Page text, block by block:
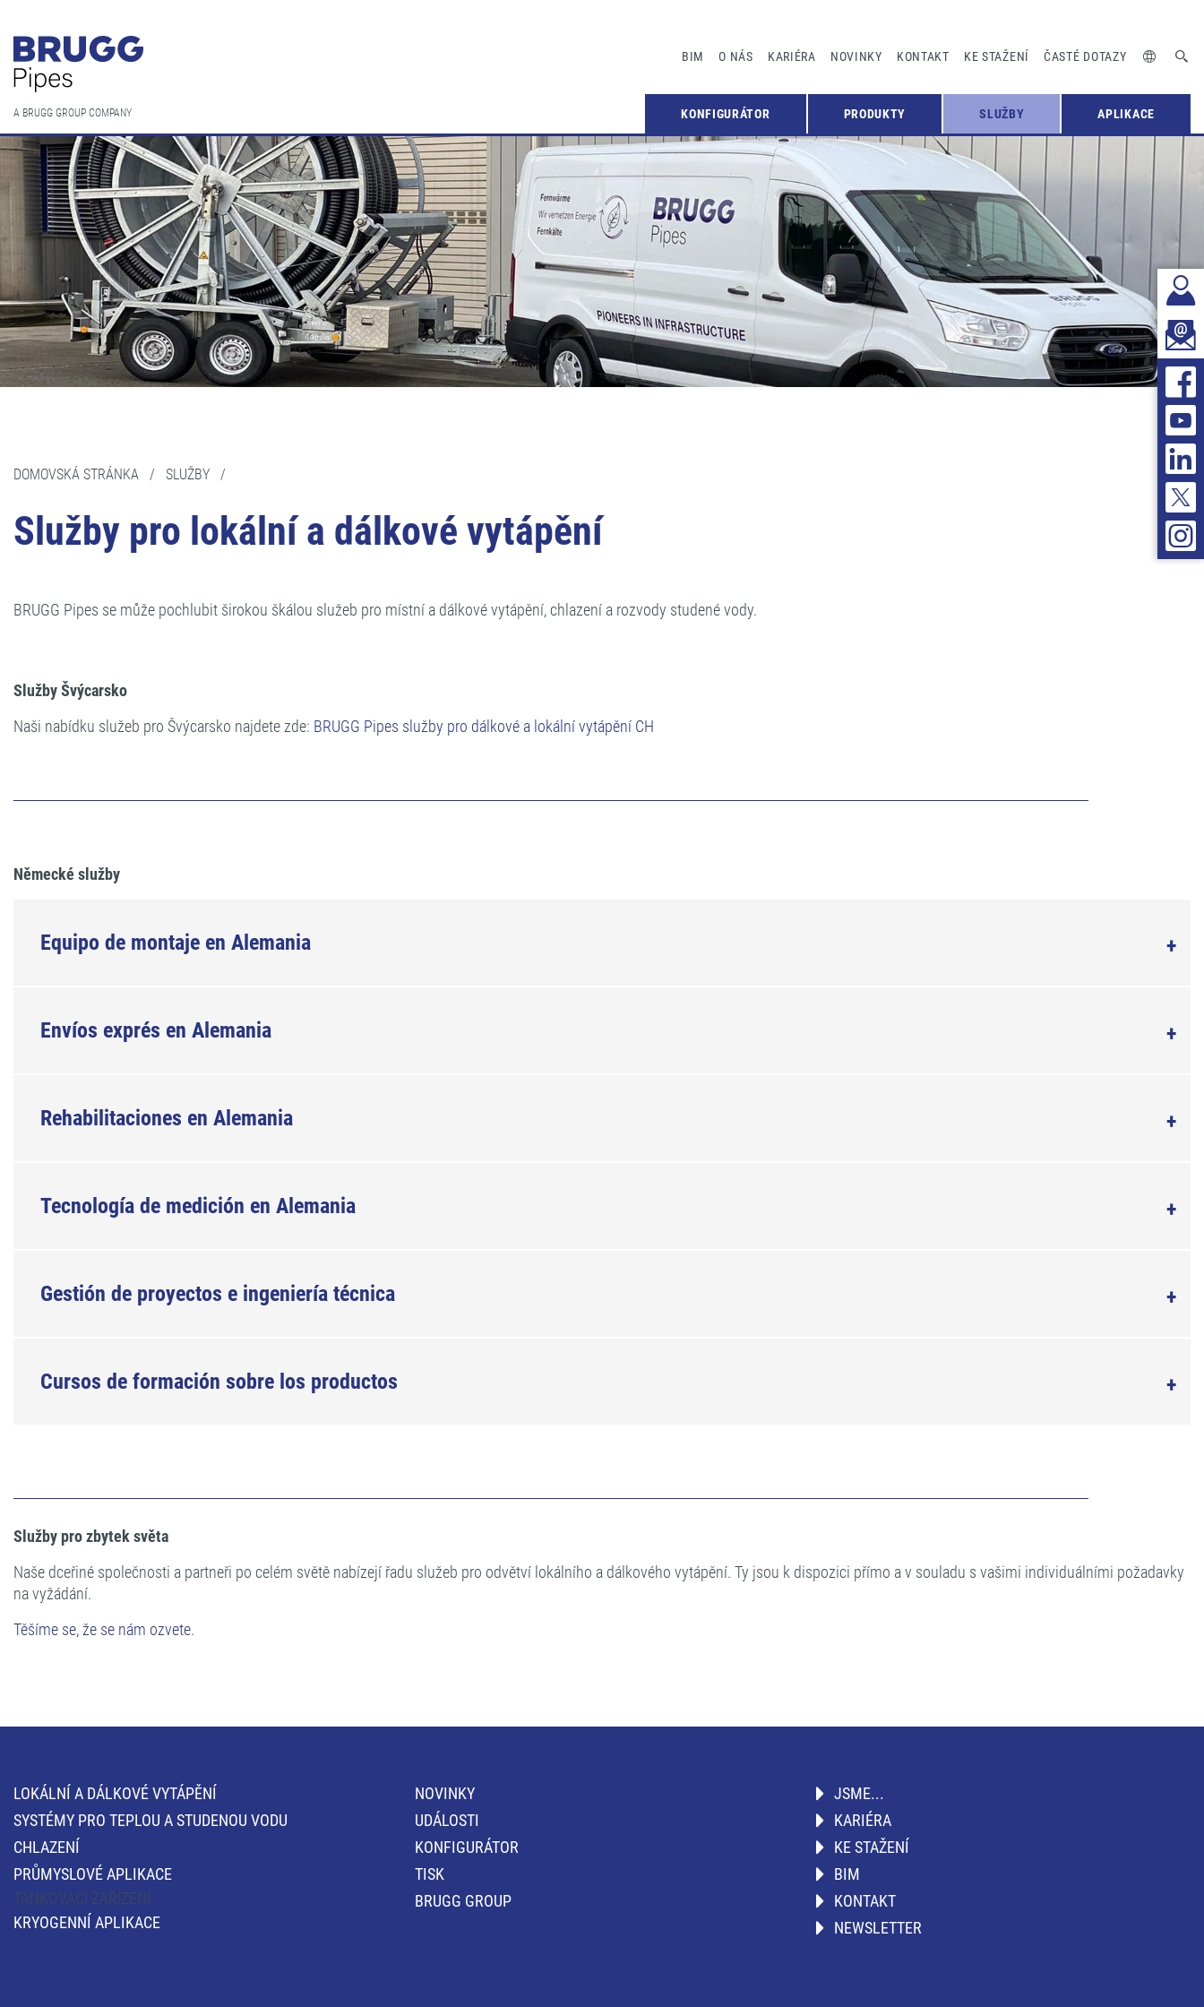
BIM O NÁS KARIÉRA NOVINKY KONTAKT KE STAŽENÍ ČASTÉ DOTAZY
A BRUGG GROUP COMPANY KONFIGURÁTOR PRODUKTY SLUŽBY APLIKACE
DOMOVSKÁ STRÁNKA / SLUŽBY /
Služby pro lokální a dálkové vytápění
BRUGG Pipes se může pochlubit širokou škálou služeb pro místní a dálkové vytápění, chlazení a rozvody studené vody.
Služby Švýcarsko
Naši nabídku služeb pro Švýcarsko najdete zde: BRUGG Pipes služby pro dálkové a lokální vytápění CH
Německé služby
Equipo de montaje en Alemania
Envíos exprés en Alemania
Rehabilitaciones en Alemania
Tecnología de medición en Alemania
Gestión de proyectos e ingeniería técnica
Cursos de formación sobre los productos
Služby pro zbytek světa
Naše dceřiné společnosti a partneři po celém světě nabízejí řadu služeb pro odvětví lokálního a dálkového vytápění. Ty jsou k dispozici přímo a v souladu s vašimi individuálními požadavky
na vyžádání.
Těšíme se, že se nám ozvete.
LOKÁLNÍ A DÁLKOVÉ VYTÁPĚNÍ
SYSTÉMY PRO TEPLOU A STUDENOU VODU
CHLAZENÍ
PRŮMYSLOVÉ APLIKACE
TANKOVACÍ ZAŘÍZENÍ
KRYOGENNÍ APLIKACE
NOVINKY
UDÁLOSTI
KONFIGURÁTOR
TISK
BRUGG GROUP
JSME...
KARIÉRA
KE STAŽENÍ
BIM
KONTAKT
NEWSLETTER